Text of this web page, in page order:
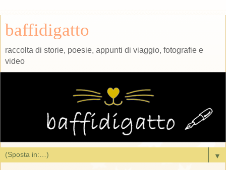
baffidigatto
raccolta di storie, poesie, appunti di viaggio, fotografie e
video
▼